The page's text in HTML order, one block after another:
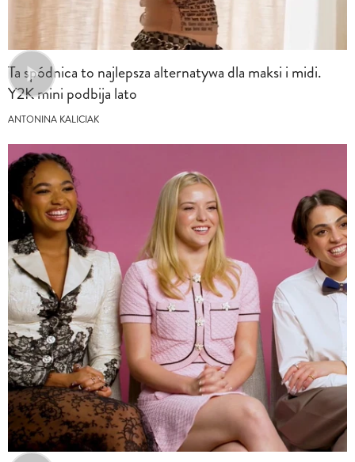
Ta spódnica to najlepsza alternatywa dla maksi i midi.
Y2K mini podbija lato
ANTONINA KALICIAK